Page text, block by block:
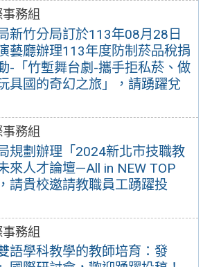
事務組
新竹分局訂於113年08月28日
藝廳辦理113年度防制菸品稅捐
-「竹塹舞台劇-攜手拒私菸、做
具國的奇幻之旅」，請踴躍兌
事務組
規劃辦理「2024新北市技職教
來人才論壇—All in NEW TOP
請貴校邀請教職員工踴躍投
務組
語學科教學的教師培育：發